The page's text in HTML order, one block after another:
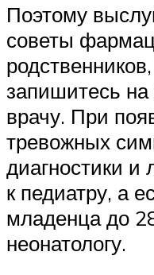
Поэтому
советы
запишитесь
врачу. При
тревожных
диагностики и
к педиатру, а
младенца до
неонатологу.